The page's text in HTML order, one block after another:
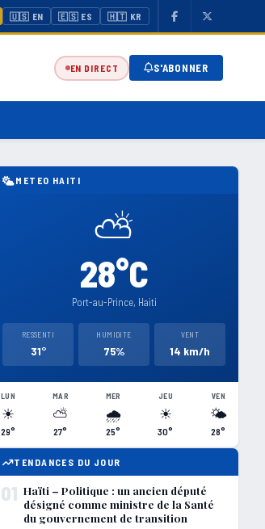
🇺🇸 EN 🇪🇸 ES 🇭🇹 KR
EN DIRECT S'ABONNER
METEO HAITI
⛅
28°C
Port-au-Prince, Haiti
RESSENTI
31°
HUMIDITE
75%
VENT
14 km/h
LUN
☀
29°
MAR
⛅
27°
MER
🌧
25°
JEU
☀
30°
VEN
🌤
28°
TENDANCES DU JOUR
01 Haïti – Politique : un ancien député
désigné comme ministre de la Santé
du gouvernement de transition